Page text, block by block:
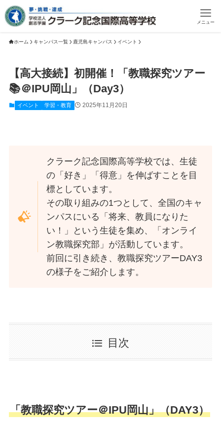
メニュー
ホーム キャンパス一覧 鹿児島キャンパス イベント
【高大接続】初開催！「教職探究ツアー
📚＠IPU岡山」（Day3）
イベント 学習・教育 2025年11月20日
クラーク記念国際高等学校では、生徒
の「好き」「得意」を伸ばすことを目
標としています。
その取り組みの1つとして、全国のキャ
ンパスにいる「将来、教員になりた
い！」という生徒を集め、「オンライ
ン教職探究部」が活動しています。
前回に引き続き、教職探究ツアーDAY3
の様子をご紹介します。
目次
「教職探究ツアー＠IPU岡山」（DAY3）